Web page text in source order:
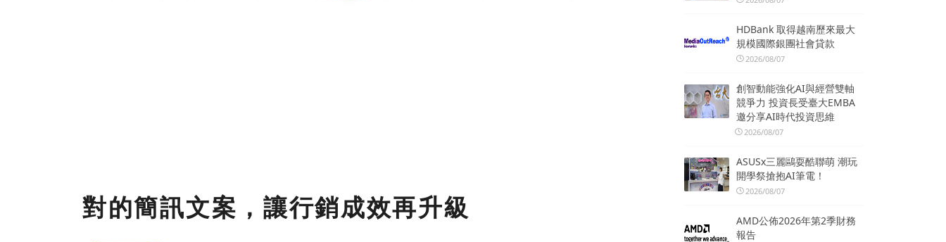
對的簡訊文案，讓行銷成效再升級
HDBank 取得越南歷來最大
規模國際銀團社會貸款
2026/08/07
創智動能強化AI與經營雙軸
競爭力 投資長受臺大EMBA
邀分享AI時代投資思維
2026/08/07
ASUSx三麗鷗耍酷聯萌 潮玩
開學祭搶抱AI筆電！
2026/08/07
AMD公佈2026年第2季財務
報告